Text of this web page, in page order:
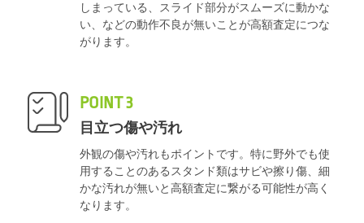
しまっている、スライド部分がスムーズに動かな
い、などの動作不良が無いことが高額査定につな
がります。
POINT 3
目立つ傷や汚れ
外観の傷や汚れもポイントです。特に野外でも使
用することのあるスタンド類はサビや擦り傷、細
かな汚れが無いと高額査定に繋がる可能性が高く
なります。